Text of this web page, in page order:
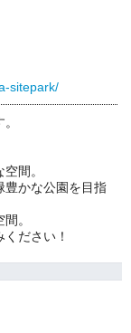
sitepark/
間。
豊かな公園を目指
。
ださい！